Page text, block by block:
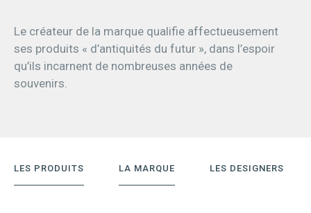
Le créateur de la marque qualifie affectueusement
ses produits « d’antiquités du futur », dans l’espoir
qu’ils incarnent de nombreuses années de
souvenirs.
LES PRODUITS LA MARQUE LES DESIGNERS